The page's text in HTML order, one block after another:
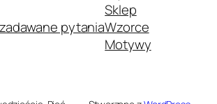
pytania
Sklep
Wzorce
Motywy